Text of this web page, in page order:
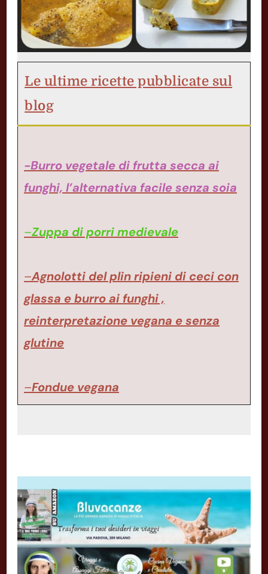
Le ultime ricette pubblicate sul
blog
-Burro vegetale di frutta secca ai
funghi, l’alternativa facile senza soia
–Zuppa di porri medievale
–Agnolotti del plin ripieni di ceci con
glassa e burro ai funghi ,
reinterpretazione vegana e senza
glutine
–Fondue vegana